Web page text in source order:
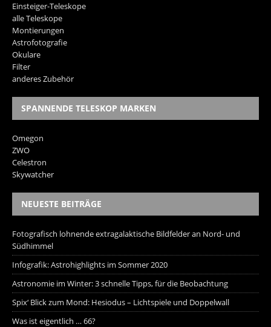
Einsteiger-Teleskope
alle Teleskope
Montierungen
Astrofotografie
Okulare
Filter
anderes Zubehör
SPANNENDE TELESKOP MARKEN
Omegon
ZWO
Celestron
Skywatcher
NEUESTE BEITRÄGE
Fotografisch lohnende extragalaktische Bildfelder an Nord- und
Südhimmel
Infografik: Astrohighlights im Sommer 2020
Astronomie im Winter: 3 schnelle Tipps, für die Beobachtung
Spix‘ Blick zum Mond: Hesiodus – Lichtspiele und Doppelwall
Was ist eigentlich … 66?